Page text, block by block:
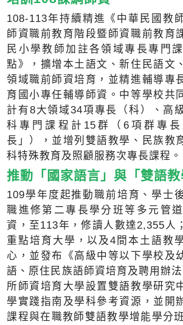
108-113年持續精進《中華民國教
師資職前教育階段暨師資職前教育
民小學教師加註各領域專長專門
點》，擴增本土語文、新住民語文
領域職前師資培育，並精進輔導專
育國小專任輔導師資。中等學校共
計有8大領域34項專長（科）、高
科專門課程計15群（6項群專
長」），並增列雙語教學、民族教
科特殊教育及照顧服務次專長課程。
推動「國家語言」與「雙語
109學年度起推動職前培育、學士
職進修第二專長學分班等多元管
資，至113年，修讀人數達2,355人
重點培育大學，以及4間本土語教
心，並發布《高級中等以下學校及
語、原住民族語師資培育及聘用辦
所師資培育大學設置雙語教學研究
學實踐指南及學科參考資源，並開
課程與在職教師雙語教學增能學分